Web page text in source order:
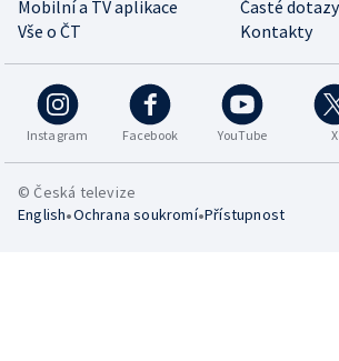
Mobilní a TV aplikace
Časté dotazy
Vše o ČT
Kontakty
Instagram Facebook YouTube X
© Česká televize
English•Ochrana soukromí•Přístupnost